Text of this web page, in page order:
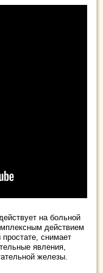
на больной
действием
снимает
явления,
железы.